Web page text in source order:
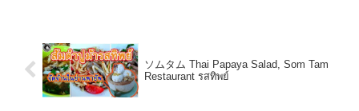
ソムタム Thai Papaya Salad, Som Tam
Restaurant รสทิพย์